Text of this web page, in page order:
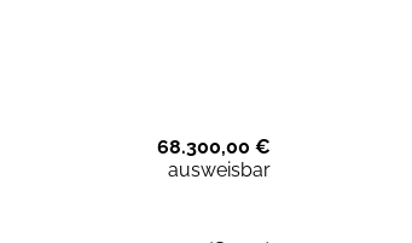
68.300,00 €
ausweisbar